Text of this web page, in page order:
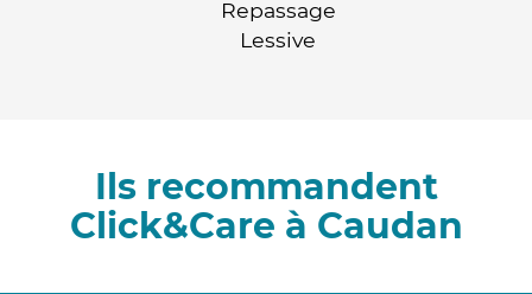
Repassage
Lessive
Ils recommandent
Click&Care à Caudan